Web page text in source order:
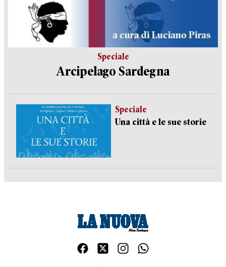
Speciale
Arcipelago Sardegna
Speciale
Una città e le sue storie